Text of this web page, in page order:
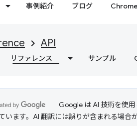
事例紹介 ブログ
API
リファレンス サンプル
Google は AI 技術を使
います。AI 翻訳には誤りが含まれる場合が